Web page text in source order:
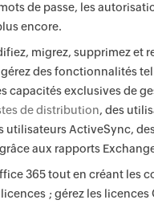
de passe, les
encore.
migrez, supprimez et
des fonctionnalités
capacités exclusives de
de distribution, des
utilisateurs ActiveSync,
aux rapports
365 tout en créant les
; gérez les licences